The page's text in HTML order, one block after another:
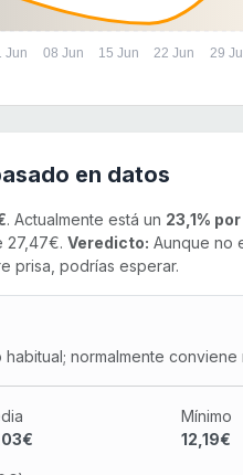
Jun 08 Jun 15 Jun 22 Jun 29
en datos
. Actualmente está un 23,1%
27,47€. Veredicto: Aunque no
prisa, podrías esperar.
normalmente
Mínimo
12,19€